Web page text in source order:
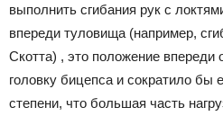
выполнить сгибания рук с
впереди туловища (например,
Скотта) , это положение
головку бицепса и сократило бы
степени, что большая часть